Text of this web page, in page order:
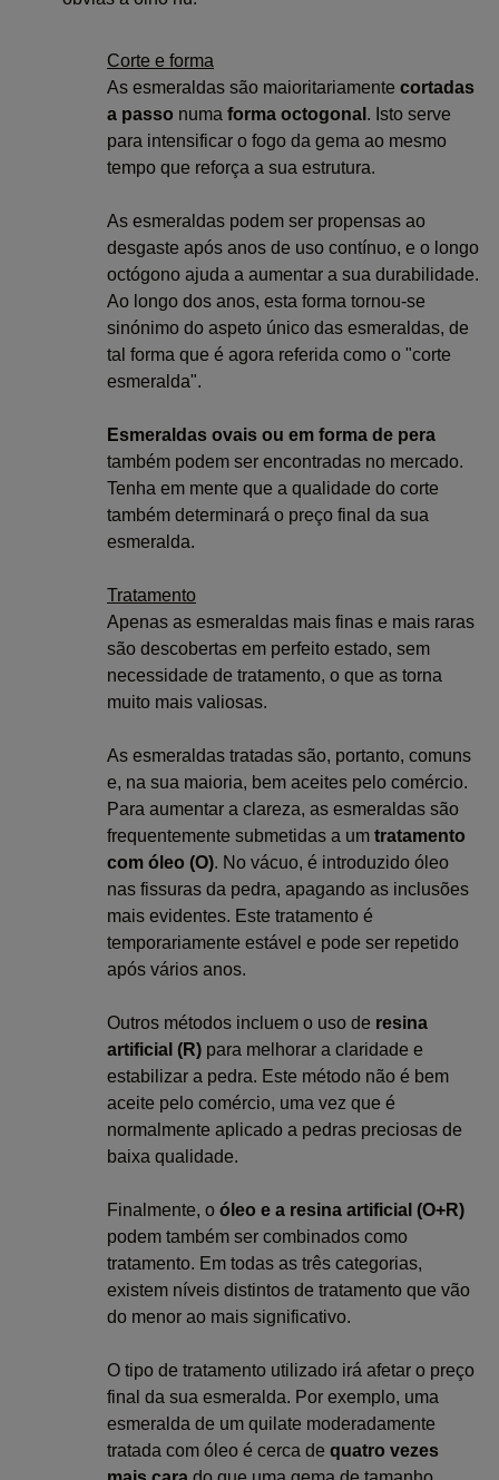
Corte e forma
As esmeraldas são maioritariamente cortadas
a passo numa forma octogonal . Isto serve
para intensificar o fogo da gema ao mesmo
tempo que reforça a sua estrutura.
As esmeraldas podem ser propensas ao
desgaste após anos de uso contínuo, e o longo
octógono ajuda a aumentar a sua durabilidade.
Ao longo dos anos, esta forma tornou-se
sinónimo do aspeto único das esmeraldas, de
tal forma que é agora referida como o "corte
esmeralda".
Esmeraldas ovais ou em forma de pera
também podem ser encontradas no mercado.
Tenha em mente que a qualidade do corte
também determinará o preço final da sua
esmeralda.
Tratamento
Apenas as esmeraldas mais finas e mais raras
são descobertas em perfeito estado, sem
necessidade de tratamento, o que as torna
muito mais valiosas.
As esmeraldas tratadas são, portanto, comuns
e, na sua maioria, bem aceites pelo comércio.
Para aumentar a clareza, as esmeraldas são
frequentemente submetidas a um tratamento
com óleo (O). No vácuo, é introduzido óleo
nas fissuras da pedra, apagando as inclusões
mais evidentes. Este tratamento é
temporariamente estável e pode ser repetido
após vários anos.
Outros métodos incluem o uso de resina
artificial (R) para melhorar a claridade e
estabilizar a pedra. Este método não é bem
aceite pelo comércio, uma vez que é
normalmente aplicado a pedras preciosas de
baixa qualidade.
Finalmente, o óleo e a resina artificial (O+R)
podem também ser combinados como
tratamento. Em todas as três categorias,
existem níveis distintos de tratamento que vão
do menor ao mais significativo.
O tipo de tratamento utilizado irá afetar o preço
final da sua esmeralda. Por exemplo, uma
esmeralda de um quilate moderadamente
tratada com óleo é cerca de quatro vezes